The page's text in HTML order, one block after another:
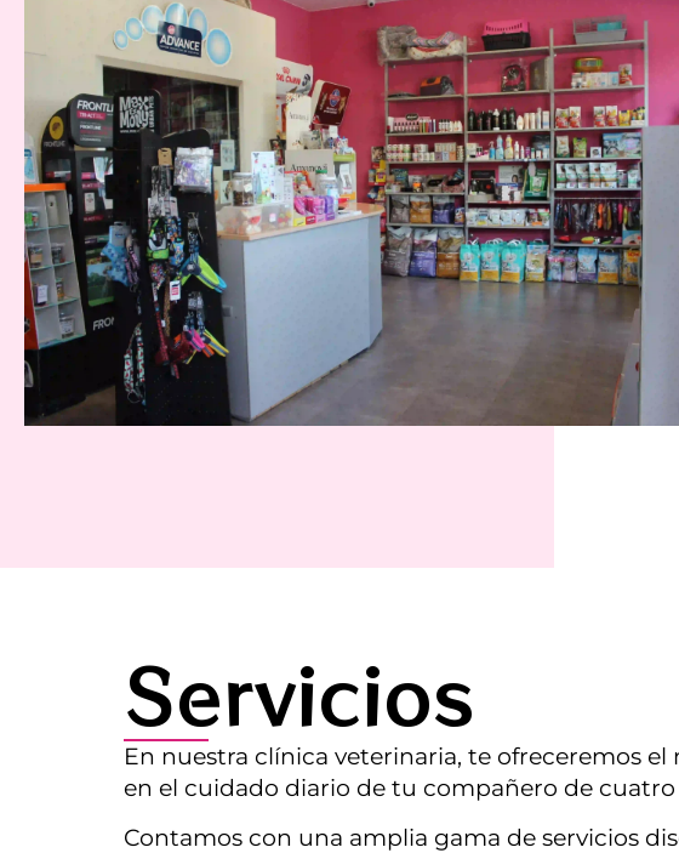
Servicios
En nuestra clínica veterinaria, te ofreceremos
en el cuidado diario de tu compañero de cuatro
Contamos con una amplia gama de servicios